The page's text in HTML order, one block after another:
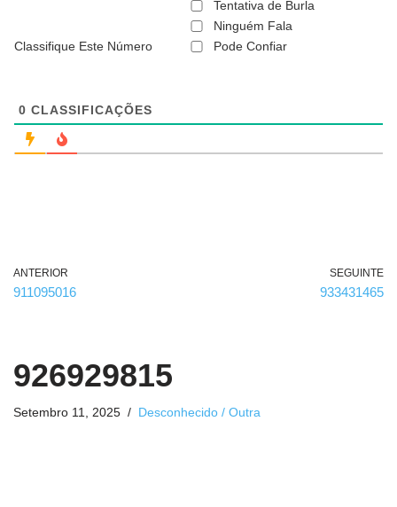
a
ó
Classifique Este Número
Tentativa de Burla
Ninguém Fala
Pode Confiar
0 CLASSIFICAÇÕES
ANTERIOR
911095016
SEGUINTE
933431465
926929815
Setembro 11, 2025 Desconhecido / Outra